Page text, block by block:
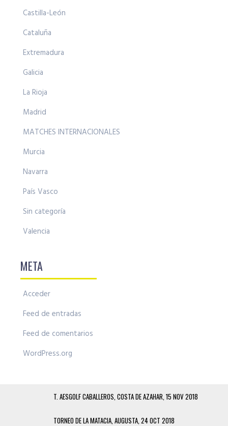
Castilla-León
Cataluña
Extremadura
Galicia
La Rioja
Madrid
MATCHES INTERNACIONALES
Murcia
Navarra
País Vasco
Sin categoría
Valencia
META
Acceder
Feed de entradas
Feed de comentarios
WordPress.org
T. AESGOLF CABALLEROS, COSTA DE AZAHAR, 15 NOV 2018
TORNEO DE LA MATACIA, AUGUSTA, 24 OCT 2018